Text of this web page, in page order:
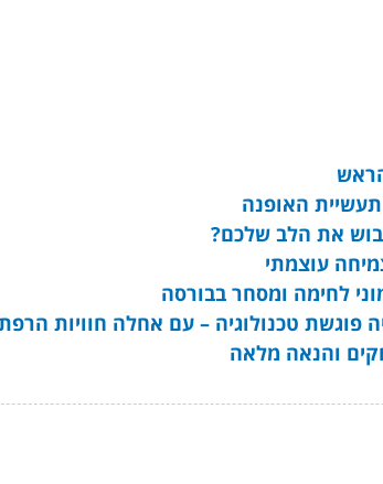
תעשיית האופנה
את הלב שלכם?
עוצמתי
לחימה ומסחר בבורסה
פוגשת טכנולוגיה – עם אחלה חוויות
והנאה מלאה